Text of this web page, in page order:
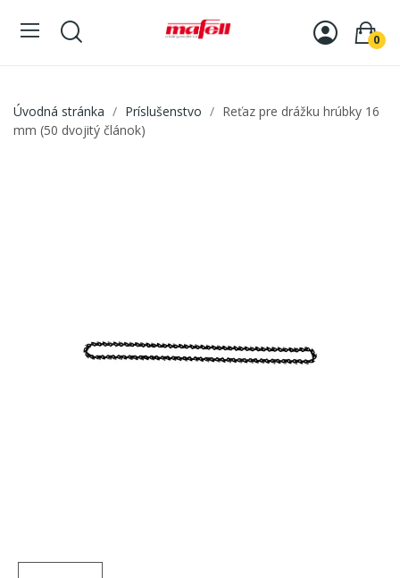
0
Úvodná stránka Príslušenstvo
Reťaz pre drážku hrúbky 16
mm (50 dvojitý článok)